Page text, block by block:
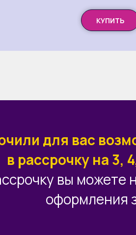
КУПИТЬ
для вас
в рассрочку на 3,
вы можете
оформления